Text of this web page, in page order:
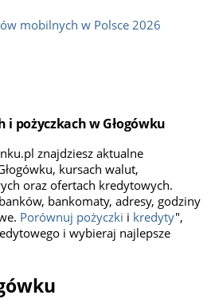
mobilnych w Polsce 2026
pożyczkach w Głogówku
znajdziesz aktualne
kursach walut,
oraz ofertach kredytowych.
bankomaty, adresy, godziny
Porównuj pożyczki i kredyty",
i wybieraj najlepsze